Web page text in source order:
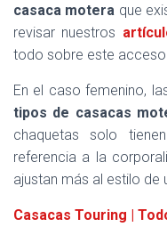
casaca motera que
revisar nuestros
todo sobre este
En el caso femenino,
tipos de casacas
chaquetas solo
referencia a la
ajustan más al estilo de
Casacas Touring |